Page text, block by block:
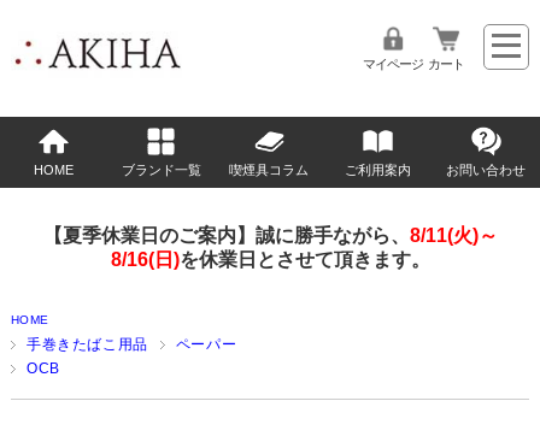
マイページ カート
HOME ブランド一覧 喫煙具コラム ご利用案内 お問い合わせ
【夏季休業日のご案内】誠に勝手ながら、 8/11(火)～
8/16(日)を休業日とさせて頂きます。
HOME
手巻きたばこ用品
ペーパー
OCB